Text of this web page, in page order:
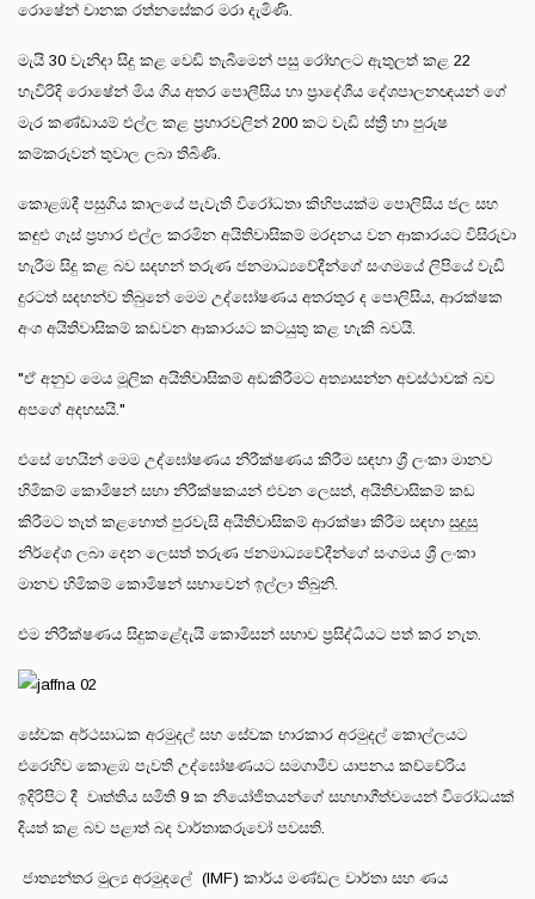
රොෂේන් චානක රත්නසේකර මරා දැමිණි.
මැයි 30 වැනිදා සිදු කළ වෙඩි තැබීමෙන් පසු රෝහලට ඇතුලත් කළ 22
හැවිරිදි රොෂේන් මිය ගිය අතර පොලීසිය හා ප්‍රාදේශීය දේශපාලනඥයන් ගේ
මැර කණ්ඩායම් එල්ල කළ ප්‍රහාරවලින් 200 කට වැඩි ස්ත්‍රී හා පුරුෂ
කම්කරුවන් තුවාල ලබා තිබිණි.
කොළඹදී පසුගිය කාලයේ පැවැති විරෝධතා කිහිපයක්ම පොලිසිය ජල සහ
කඳුළු ගෑස් ප්‍රහාර එල්ල කරමින අයිතිවාසිකම් මරදනය වන ආකාරයට විසිරුවා
හැරීම සිදු කළ බව සදහන් තරුණ ජනමාධ්‍යවේදීන්ගේ සංගමයේ ලිපියේ වැඩි
දුරටත් සදහන්ව තිබුනේ මෙම උද්ඝෝෂණය අතරතුර ද පොලිසිය, ආරක්ෂක
අංශ අයිතිවාසිකම් කඩවන ආකාරයට කටයුතු කළ හැකි බවයි.
"ඒ අනුව මෙය මූලික අයිතිවාසිකම් අඩකිරීමට අත්‍යාසන්න අවස්ථාවක් බව
අපගේ අදහසයි."
එසේ හෙයින් මෙම උද්ඝෝෂණය නිරීක්ෂණය කිරීම සඳහා ශ්‍රී ලංකා මානව
හිමිකම් කොමිෂන් සභා නිරීක්ෂකයන් එවන ලෙසත්, අයිතිවාසිකම් කඩ
කිරීමට තැත් කළහොත් පුරවැසි අයිතිවාසිකම් ආරක්ෂා කිරීම සඳහා සුදුසු
නිර්දේශ ලබා දෙන ලෙසත් තරුණ ජනමාධ්‍යවේදීන්ගේ සංගමය ශ්‍රී ලංකා
මානව හිමිකම් කොමිෂන් සභාවෙන් ඉල්ලා තිබුනි.
එම නිරීක්ෂණය සිදුකළේදැයි කොමිසන් සභාව ප්‍රසිද්ධියට පත් කර නැත.
සේවක අර්ථසාධක අරමුදල් සහ සේවක භාරකාර අරමුදල් කොල්ලයට
එරෙහිව කොළඹ පැවති උද්ඝෝෂණයට සමගාමීව යාපනය කච්චේරිය
ඉදිරිපිට දී වෘත්තිය සමිති 9 ක නියෝජිතයන්ගේ සහභාගීත්වයෙන් විරෝධයක්
දියත් කළ බව පළාත් බද වාර්තාකරුවෝ පවසති.
ජාත්‍යන්තර මුල්‍ය අරමුදලේ (IMF) කාර්ය මණ්ඩල වාර්තා සහ ණය